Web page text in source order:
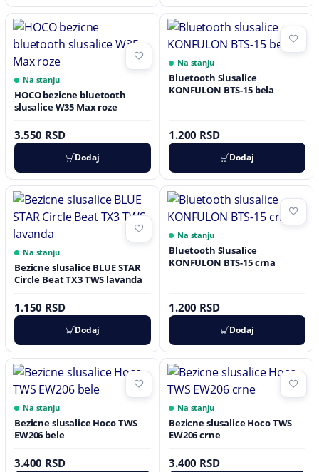
Na stanju
HOCO bezicne bluetooth
slusalice W35 Max roze
3.550 RSD
Dodaj
Na stanju
Bluetooth Slusalice
KONFULON BTS-15 bela
1.200 RSD
Dodaj
Na stanju
Bezicne slusalice BLUE STAR
Circle Beat TX3 TWS lavanda
1.150 RSD
Dodaj
Na stanju
Bluetooth Slusalice
KONFULON BTS-15 crna
1.200 RSD
Dodaj
Na stanju
Bezicne slusalice Hoco TWS
EW206 bele
3.400 RSD
Na stanju
Bezicne slusalice Hoco TWS
EW206 crne
3.400 RSD